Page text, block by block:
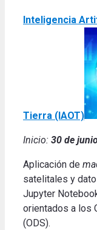
Inteligencia
Tierra (IAOT)
Inicio: 30 de
Aplicación de
satelitales y
Jupyter
orientados a los
(ODS).